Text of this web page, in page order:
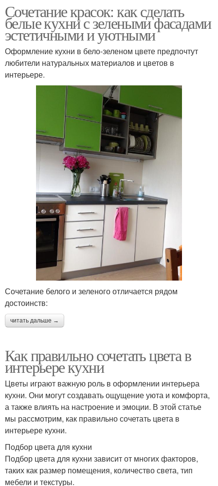
Сочетание красок: как сделать
белые кухни с зелеными фасадами
эстетичными и уютными
Оформление кухни в бело-зеленом цвете предпочтут
любители натуральных материалов и цветов в
интерьере.
Сочетание белого и зеленого отличается рядом
достоинств:
читать дальше →
Как правильно сочетать цвета в
интерьере кухни
Цветы играют важную роль в оформлении интерьера
кухни. Они могут создавать ощущение уюта и комфорта,
а также влиять на настроение и эмоции. В этой статье
мы рассмотрим, как правильно сочетать цвета в
интерьере кухни.
Подбор цвета для кухни
Подбор цвета для кухни зависит от многих факторов,
таких как размер помещения, количество света, тип
мебели и текстуры.